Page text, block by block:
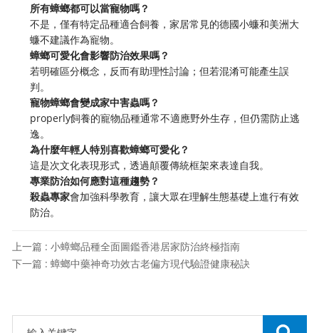
所有蟑螂都可以當寵物嗎？
不是，僅有特定品種適合飼養，家居常見的德國小蠊和美洲大
蠊不建議作為寵物。
蟑螂可愛化會影響防治效果嗎？
若明確區分概念，反而有助理性討論；但若混淆可能產生誤
判。
寵物蟑螂會變成家中害蟲嗎？
properly飼養的寵物品種通常不適應野外生存，但仍需防止逃
逸。
為什麼年輕人特別喜歡蟑螂可愛化？
這是次文化表現形式，透過顛覆傳統框架來表達自我。
專業防治如何應對這種趨勢？
殺蟲專家會加強科學教育，讓大眾在理解生態基礎上進行有效
防治。
上一篇 : 小蟑螂品種全面圖鑑香港居家防治終極指南
下一篇 : 蟑螂中藥神奇功效古老偏方現代驗證健康秘訣